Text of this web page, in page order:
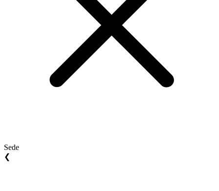
Sede
❮